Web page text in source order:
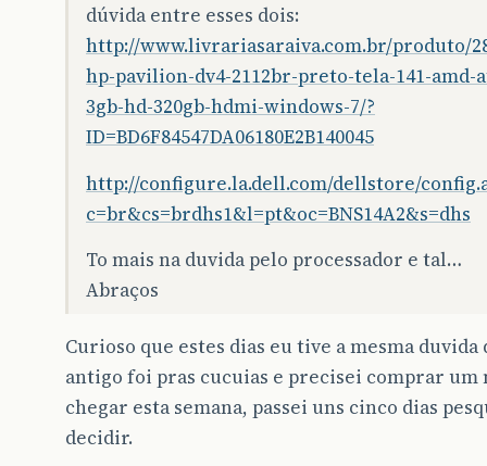
dúvida entre esses dois:
http://www.livrariasaraiva.com.br/produto/
hp-pavilion-dv4-2112br-preto-tela-141-
3gb-hd-320gb-hdmi-windows-7/?
ID=BD6F84547DA06180E2B140045
http://configure.la.dell.com/dellstore/
c=br&cs=brdhs1&l=pt&oc=BNS14A2&s=dhs
To mais na duvida pelo processador e tal…
Abraços
Curioso que estes dias eu tive a mesma duvida
antigo foi pras cucuias e precisei comprar um
chegar esta semana, passei uns cinco dias
decidir.